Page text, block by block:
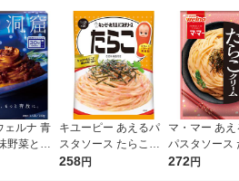
ェルナ 青
野菜とハ
ボロネー
キユーピー あえるパ
スタソース たらこ（1
人前×2）1個
258円
マ・マー あ
パスタソース
クリーム 生風
272円